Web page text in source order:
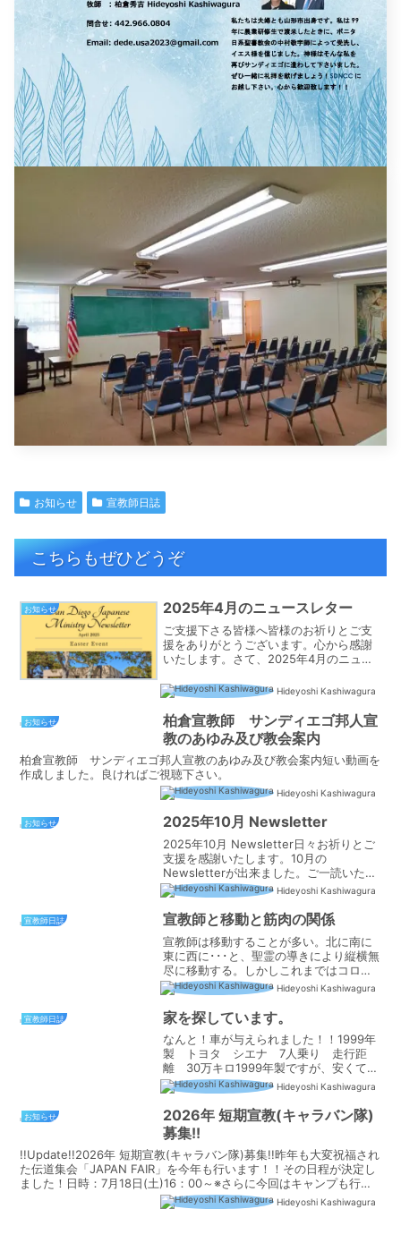
お知らせ 宣教師日誌
こちらもぜひどうぞ
お知らせ 2025年4月のニュースレター
ご支援下さる皆様へ皆様のお祈りとご支
援をありがとうございます。心から感謝
いたします。さて、2025年4月のニュー
り、どうぞお祈りをお願い致します！※英
語版は日本語版の後です。The English
vers...
Hideyoshi Kashiwagura
お知らせ
柏倉宣教師 サンディエゴ邦人宣
教のあゆみ及び教会案内
柏倉宣教師 サンディエゴ邦人宣教のあゆみ及び教会案内短い動画を
作成しました。良ければご視聴下さい。
Hideyoshi Kashiwagura
お知らせ 2025年10月 Newsletter
2025年10月 Newsletter日々お祈りとご
支援を感謝いたします。10月の
Newsletterが出来ました。ご一読いただ
き、祈りに覚えていただければ幸いで
す。皆様のご支援を感謝して※日本語の
Newsletterの後に英語版Newsl...
Hideyoshi Kashiwagura
宣教師日誌 宣教師と移動と筋肉の関係
宣教師は移動することが多い。北に南に
東に西に･･･と、聖霊の導きにより縦横無
尽に移動する。しかしこれまではコロナ
禍でフィジカル部分の移動は制限されて
いた。けれども最近は少しずつだが移動
制限もなくなってきている。『やっ
と！』と、いったところだ...
Hideyoshi Kashiwagura
宣教師日誌 家を探しています。
なんと！車が与えられました！！1999年
製 トヨタ シエナ 7人乗り 走行距
離 30万キロ1999年製ですが、安くても
買えば5～60万円はします。それを無料
で献品してくださったというのは本当に
感謝です！しかし直すところも実際には
あります。エ...
Hideyoshi Kashiwagura
お知らせ
2026年 短期宣教(キャラバン隊)
募集!!
!!Update!!2026年 短期宣教(キャラバン隊)募集!!昨年も大変祝福され
た伝道集会「JAPAN FAIR」を今年も行います！！その日程が決定し
ました！日時：7月18日(土)16：00～※さらに今回はキャンプも行い
Hideyoshi Kashiwagura